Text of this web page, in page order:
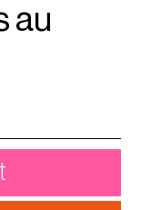
au